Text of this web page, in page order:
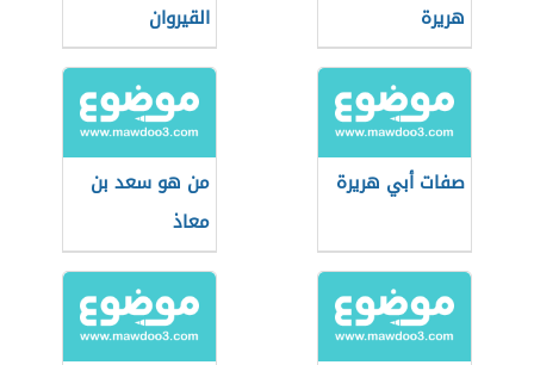
هريرة
القيروان
صفات أبي هريرة
من هو سعد بن
معاذ